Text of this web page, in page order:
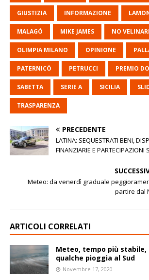
GIUSTIZIA INFORMAZIONE
MALAGÒ MIKE JAMES NO VELINARI
OLIMPIA MILANO OPINIONE
PATERNICÒ PETRUCCI PREMIO
SABETTA SERIE A SICILIA
TRASPARENZA
PRECEDENTE
LATINA: SEQUESTRATI BENI,
FINANZIARIE E PARTECIPAZIONI
Meteo: da venerdì graduale
partire dal
ARTICOLI CORRELATI
Meteo, tempo più stabile,
qualche pioggia al Sud
Novembre 17, 2020